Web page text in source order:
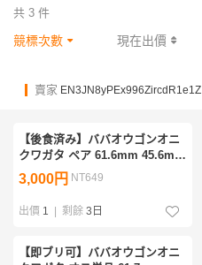
共 3 件
競標次數 現在出價
賣家 EN3JN8yPEx996ZircdR1e1ZvoxxQX
【後食済み】ババオウゴンオニ
クワガタ ペア 61.6mm 45.6mm
ババオウゴンオニ
3,000円 NT649
出價 1 | 剩餘 3日
【即ブリ可】ババオウゴンオニ